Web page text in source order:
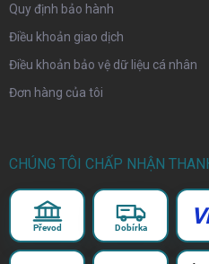
Quy định bảo hành
Điều khoản giao dịch
Điều khoản bảo vệ dữ liệu cá nhân
Đơn hàng của tôi
CHÚNG TÔI CHẤP NHẬN
Převod Dobírka